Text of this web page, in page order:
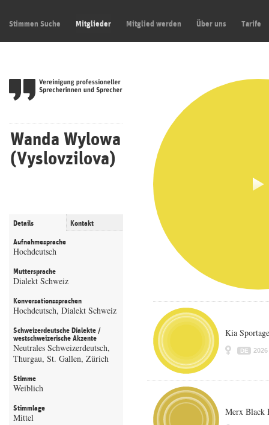
Stimmen Suche Mitglieder Mitglied werden Über uns Tarife
Wanda Wylowa
(Vyslovzilova)
Details Kontakt
Aufnahmesprache
Hochdeutsch
Muttersprache
Dialekt Schweiz
Konversationssprachen
Hochdeutsch, Dialekt Schweiz
Schweizerdeutsche Dialekte /
westschweizerische Akzente
Neutrales Schweizerdeutsch,
Thurgau, St. Gallen, Zürich
Stimme
Weiblich
Stimmlage
Mittel
Kia Sportage
DE 2026
Merx Black